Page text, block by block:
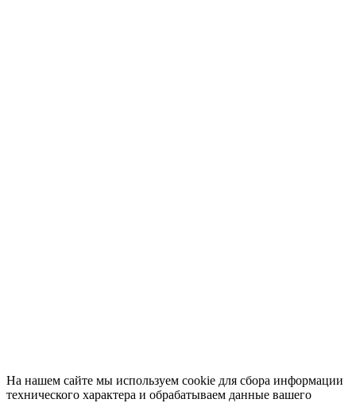
На нашем сайте мы используем cookie для сбора информации
технического характера и обрабатываем данные вашего